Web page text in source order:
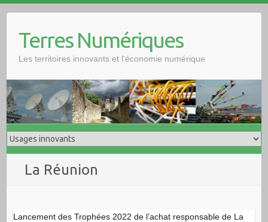
Terres Numériques
Les territoires innovants et l'économie numérique
La Réunion
Lancement des Trophées 2022 de l’achat responsable de La